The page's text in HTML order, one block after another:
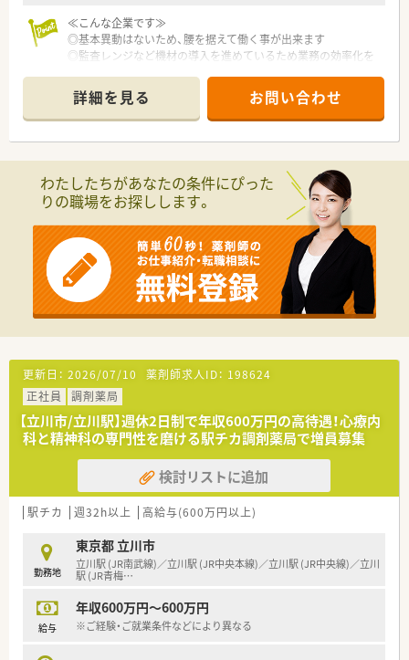
≪こんな企業です≫
◎基本異動はないため、腰を据えて働く事が出来ます
◎監査レンジなど機材の導入を進めているため業務の効率化を
◎比較的シフトなど融通が利き、残業もほぼない為プライベート
も充実できます
駅前はショッピングセンターなどが多く、お買い物にも便利な地
詳細を見る お問い合わせ
わたしたちがあなたの条件にぴった
りの職場をお探しします。
更新日： 2026/07/10 薬剤師求人ID： 198624
正社員
調剤薬局
【立川市/立川駅】週休2日制で年収600万円の高待遇！心療内
科と精神科の専門性を磨ける駅チカ調剤薬局で増員募集
検討リストに追加
駅チカ 週32h以上 高給与(600万円以上)
勤務地
東京都 立川市
立川駅 (JR南武線)／立川駅 (JR中央本線)／立川駅 (JR中央線)／立川
駅 (JR青梅…
給与
年収600万円～600万円
※ご経験・ご就業条件などにより異なる